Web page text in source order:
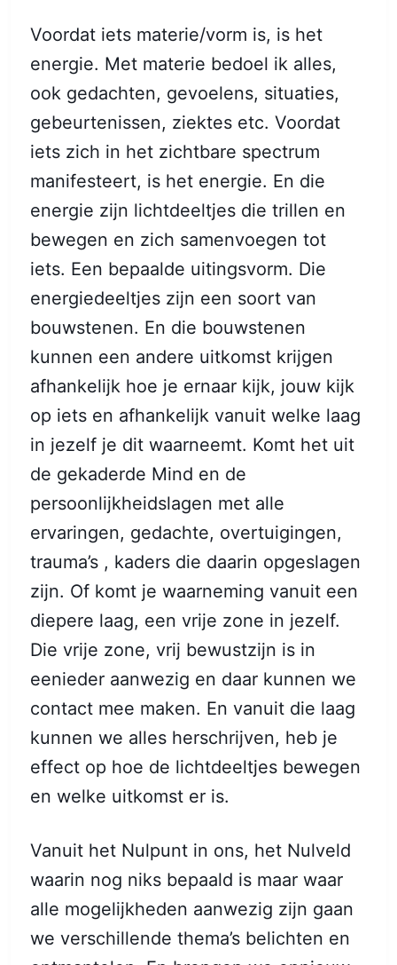
Voordat iets materie/vorm is, is het
energie. Met materie bedoel ik alles,
ook gedachten, gevoelens, situaties,
gebeurtenissen, ziektes etc. Voordat
iets zich in het zichtbare spectrum
manifesteert, is het energie. En die
energie zijn lichtdeeltjes die trillen en
bewegen en zich samenvoegen tot
iets. Een bepaalde uitingsvorm. Die
energiedeeltjes zijn een soort van
bouwstenen. En die bouwstenen
kunnen een andere uitkomst krijgen
afhankelijk hoe je ernaar kijk, jouw kijk
op iets en afhankelijk vanuit welke laag
in jezelf je dit waarneemt. Komt het uit
de gekaderde Mind en de
persoonlijkheidslagen met alle
ervaringen, gedachte, overtuigingen,
trauma’s , kaders die daarin opgeslagen
zijn. Of komt je waarneming vanuit een
diepere laag, een vrije zone in jezelf.
Die vrije zone, vrij bewustzijn is in
eenieder aanwezig en daar kunnen we
contact mee maken. En vanuit die laag
kunnen we alles herschrijven, heb je
effect op hoe de lichtdeeltjes bewegen
en welke uitkomst er is.
Vanuit het Nulpunt in ons, het Nulveld
waarin nog niks bepaald is maar waar
alle mogelijkheden aanwezig zijn gaan
we verschillende thema’s belichten en